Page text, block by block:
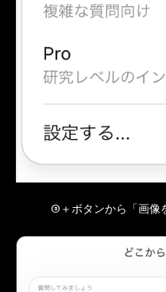
③＋ボタンから「画像